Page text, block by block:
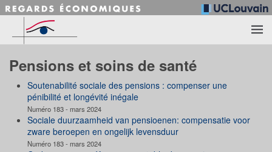
Accéder au contenu principal
Pensions et soins de santé
Soutenabilité sociale des pensions : compenser une
pénibilité et longévité inégale
Numéro 183 - mars 2024
Sociale duurzaamheid van pensioenen: compensatie voor
zware beroepen en ongelijk levensduur
Numéro 183 - mars 2024